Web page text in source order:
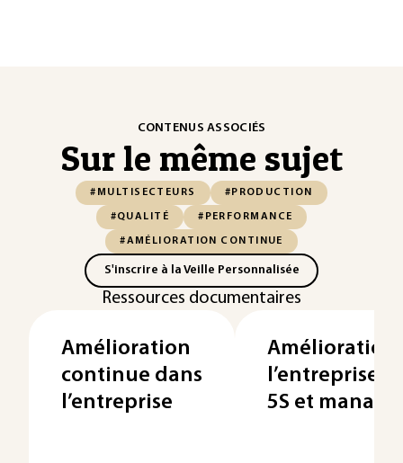
CONTENUS ASSOCIÉS
Sur le même sujet
#MULTISECTEURS #PRODUCTION
#QUALITÉ #PERFORMANCE
#AMÉLIORATION CONTINUE
S'inscrire à la Veille Personnalisée
Ressources documentaires
Amélioration
continue dans
l’entreprise
Amélioration
l’entreprise -
5S et